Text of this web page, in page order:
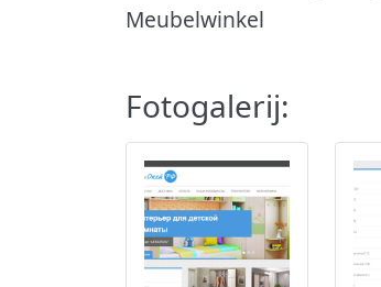
Meubelwinkel
Fotogalerij: